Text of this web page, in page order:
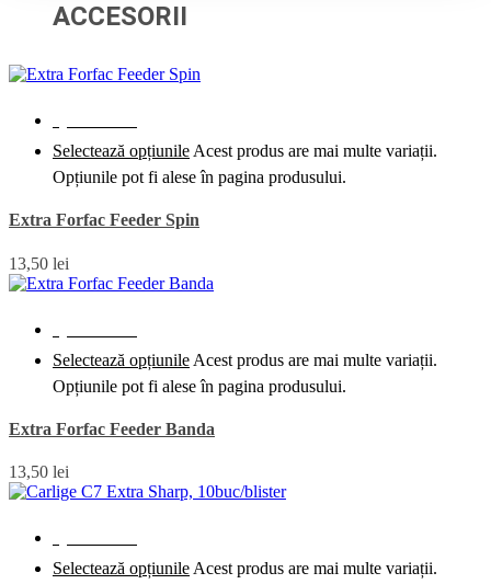
ACCESORII
Selectează opțiunile Acest produs are mai multe variații.
Opțiunile pot fi alese în pagina produsului.
Extra Forfac Feeder Spin
13,50 lei
Selectează opțiunile Acest produs are mai multe variații.
Opțiunile pot fi alese în pagina produsului.
Extra Forfac Feeder Banda
13,50 lei
Selectează opțiunile Acest produs are mai multe variații.